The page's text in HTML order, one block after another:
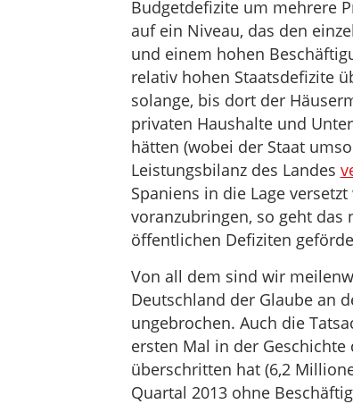
Budgetdefizite um mehrere
auf ein Niveau, das den
und einem hohen
relativ hohen Staatsdefizite
solange, bis dort der
privaten Haushalte und
hätten (wobei der Staat
Leistungsbilanz des Landes
Spaniens in die Lage
voranzubringen, so geht
öffentlichen Defiziten
Von all dem sind wir
Deutschland der Glaube an
ungebrochen. Auch die
ersten Mal in der Geschichte
überschritten hat (6,2
Quartal 2013 ohne